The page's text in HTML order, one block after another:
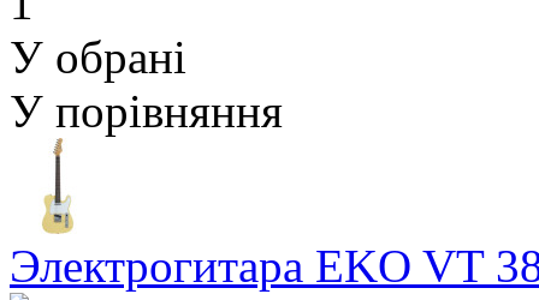
У обрані
У порівняння
Электрогитара EKO VT